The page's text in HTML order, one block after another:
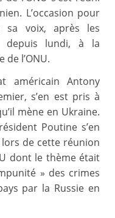
L’occasion pour
sa voix, après les
depuis lundi, à la
de l’ONU.
américain Antony
s’en est pris à
mène en Ukraine.
Poutine s’en
de cette réunion
dont le thème était
» des crimes
par la Russie en